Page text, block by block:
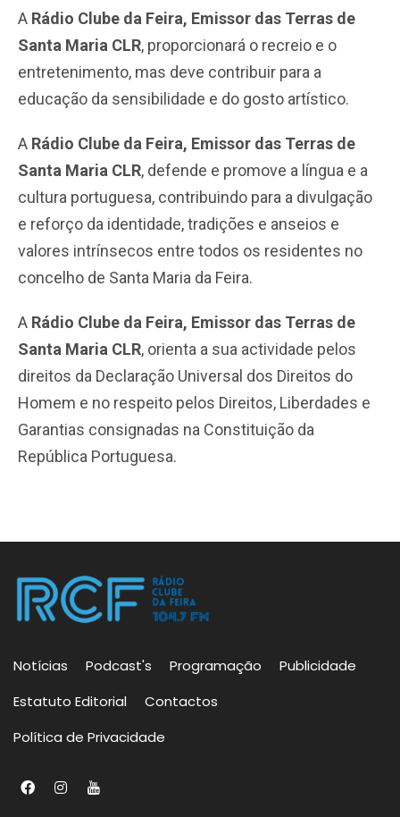
A Rádio Clube da Feira, Emissor das Terras de
Santa Maria CLR, proporcionará o recreio e o
entretenimento, mas deve contribuir para a
educação da sensibilidade e do gosto artístico.
A Rádio Clube da Feira, Emissor das Terras de
Santa Maria CLR, defende e promove a língua e a
cultura portuguesa, contribuindo para a divulgação
e reforço da identidade, tradições e anseios e
valores intrínsecos entre todos os residentes no
concelho de Santa Maria da Feira.
A Rádio Clube da Feira, Emissor das Terras de
Santa Maria CLR, orienta a sua actividade pelos
direitos da Declaração Universal dos Direitos do
Homem e no respeito pelos Direitos, Liberdades e
Garantias consignadas na Constituição da
República Portuguesa.
Notícias Podcast's Programação
Publicidade
Estatuto Editorial
Contactos
Política de Privacidade